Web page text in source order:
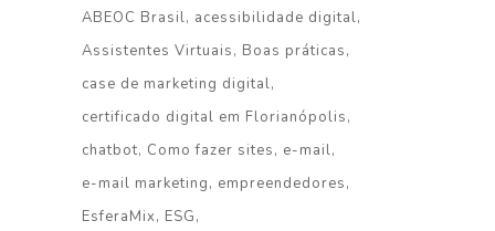
ABEOC Brasil acessibilidade digital
Assistentes Virtuais
Boas práticas
case de marketing digital
certificado digital em Florianópolis
chatbot Como fazer sites
e-mail
e-mail marketing
empreendedores
EsferaMix
ESG